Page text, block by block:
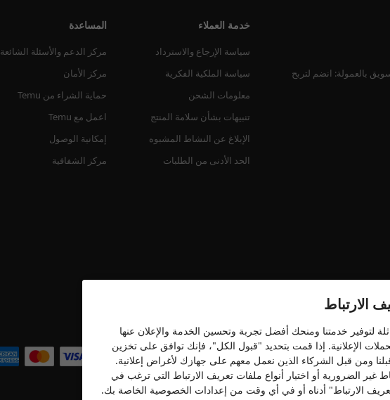
بالعمولة: انضم لتربح
خدمة العملاء
سياسة الإرجاع والاسترداد
سياسة الملكية الفكرية
معلومات الشحن
تنبيهات بشأن سلامة المنتج
الإبلاغ عن النشاط المشبوه
الحد الأدنى من الطلبات
المساعدة
مركز الدعم والأسئلة الشائعة
مركز الأمان
حماية الشراء من Temu
اعمل مع Temu
إمكانية الوصول
مركز الشفافية
نحن نقبل
الارتباط
لتوفير خدمتنا ومنحك أفضل تجربة وتحسين الخدمة والإعلان عنها
الإعلانية. إذا قمت بتحديد "قبول الكل"، فإنك توافق على تخزين
ومن قبل الشركاء الذين نعمل معهم على جهازك لأغراض إعلانية.
الضرورية أو اختيار أنواع ملفات تعريف الارتباط التي ترغب في
الارتباط" أدناه أو في أي وقت من إعدادات الخصوصية الخاصة بك.